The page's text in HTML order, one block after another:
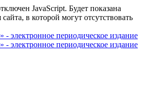
JavaScript. Будет показана
в которой могут отсутствовать